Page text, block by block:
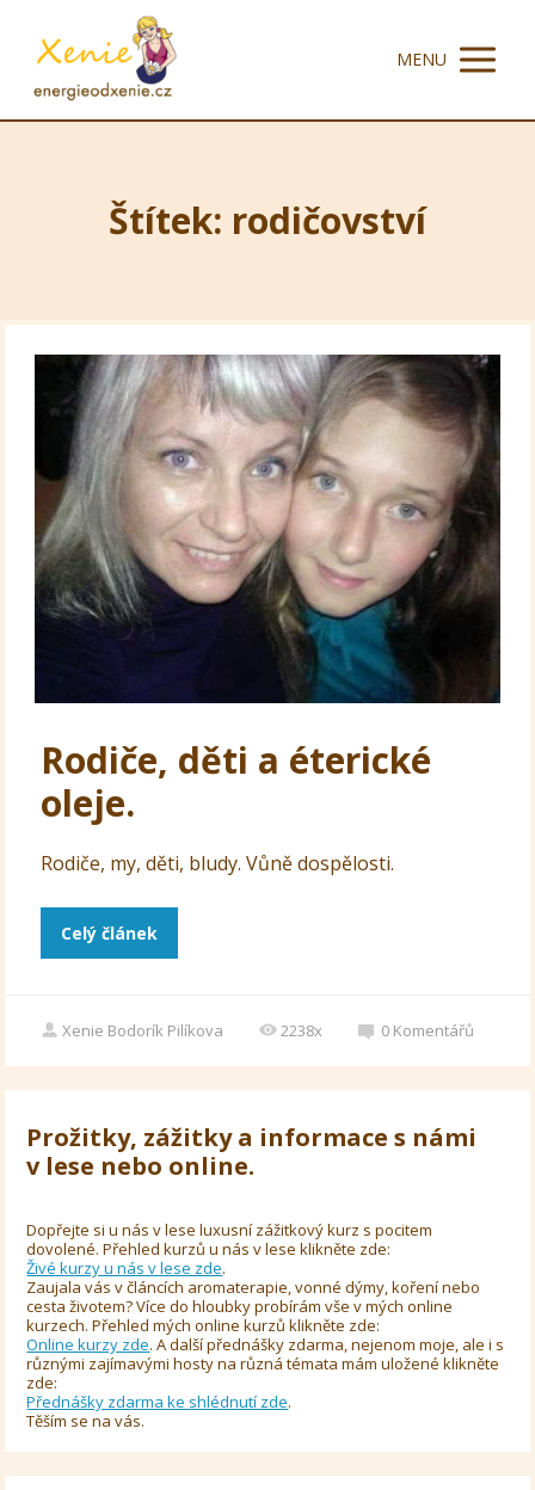
MENU
Štítek: rodičovství
Rodiče, děti a éterické
oleje.
Rodiče, my, děti, bludy. Vůně dospělosti.
Celý článek
Xenie Bodorík Pilíkova 2238x 0 Komentářů
Prožitky, zážitky a informace s námi
v lese nebo online.
Dopřejte si u nás v lese luxusní zážitkový kurz s pocitem
dovolené. Přehled kurzů u nás v lese klikněte zde:
Živé kurzy u nás v lese zde.
Zaujala vás v článcích aromaterapie, vonné dýmy, koření nebo
cesta životem? Více do hloubky probírám vše v mých online
kurzech. Přehled mých online kurzů klikněte zde:
Online kurzy zde. A další přednášky zdarma, nejenom moje, ale i s
různými zajímavými hosty na různá témata mám uložené klikněte
zde:
Přednášky zdarma ke shlédnutí zde.
Těším se na vás.